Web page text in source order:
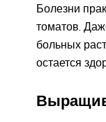
Болезни
томатов.
больных
остается